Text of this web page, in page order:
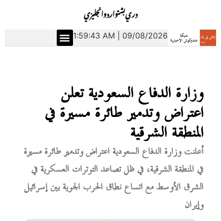
انجليزياردوبشتودري
1:59:44 AM | 09/08/2026
وزارة الدفاع السعودية تعلن
اعتراض وتدمير طائرة مسيرة في
المنطقة الشرقية
أعلنت وزارة الدفاع السعودية اعتراض وتدمير طائرة مسيرة
في المنطقة الشرقية، في ظل تصاعد التوترات العسكرية في
الشرق الأوسط مع اتساع نطاق الحرب الجوية بين إسرائيل
وإيران